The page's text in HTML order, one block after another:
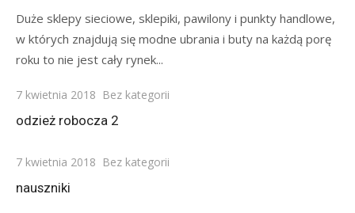
Duże sklepy sieciowe, sklepiki, pawilony i punkty handlowe,
w których znajdują się modne ubrania i buty na każdą porę
roku to nie jest cały rynek...
Posted
7 kwietnia 2018 Bez kategorii
odzież robocza 2
Posted
7 kwietnia 2018 Bez kategorii
nauszniki